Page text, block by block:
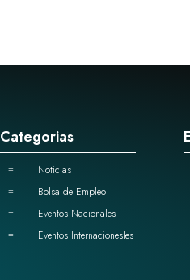
Categorias
= Noticias
= Bolsa de Empleo
= Eventos Nacionales
= Eventos Internacionesles